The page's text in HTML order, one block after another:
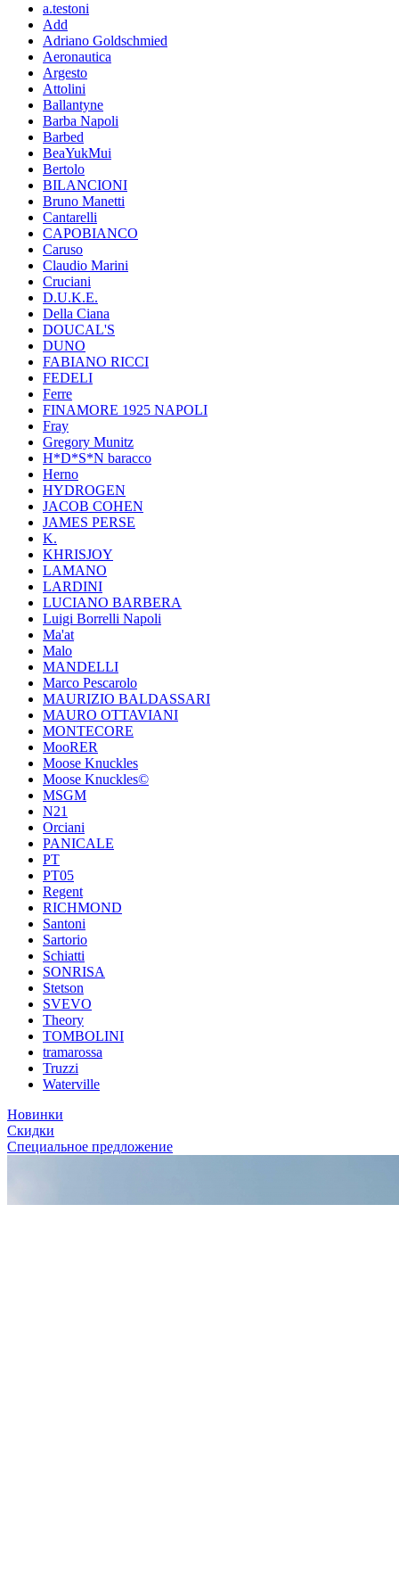
a.testoni
Add
Adriano Goldschmied
Aeronautica
Argesto
Attolini
Ballantyne
Barba Napoli
Barbed
BeaYukMui
Bertolo
BILANCIONI
Bruno Manetti
Cantarelli
CAPOBIANCO
Caruso
Claudio Marini
Cruciani
D.U.K.E.
Della Ciana
DOUCAL'S
DUNO
FABIANO RICCI
FEDELI
Ferre
FINAMORE 1925 NAPOLI
Fray
Gregory Munitz
H*D*S*N baracco
Herno
HYDROGEN
JACOB COHEN
JAMES PERSE
K.
KHRISJOY
LAMANO
LARDINI
LUCIANO BARBERA
Luigi Borrelli Napoli
Ma'at
Malo
MANDELLI
Marco Pescarolo
MAURIZIO BALDASSARI
MAURO OTTAVIANI
MONTECORE
MooRER
Moose Knuckles
Moose Knuckles©️
MSGM
N21
Orciani
PANICALE
PT
PT05
Regent
RICHMOND
Santoni
Sartorio
Schiatti
SONRISA
Stetson
SVEVO
Theory
TOMBOLINI
tramarossa
Truzzi
Waterville
Новинки
Скидки
Специальное предложение